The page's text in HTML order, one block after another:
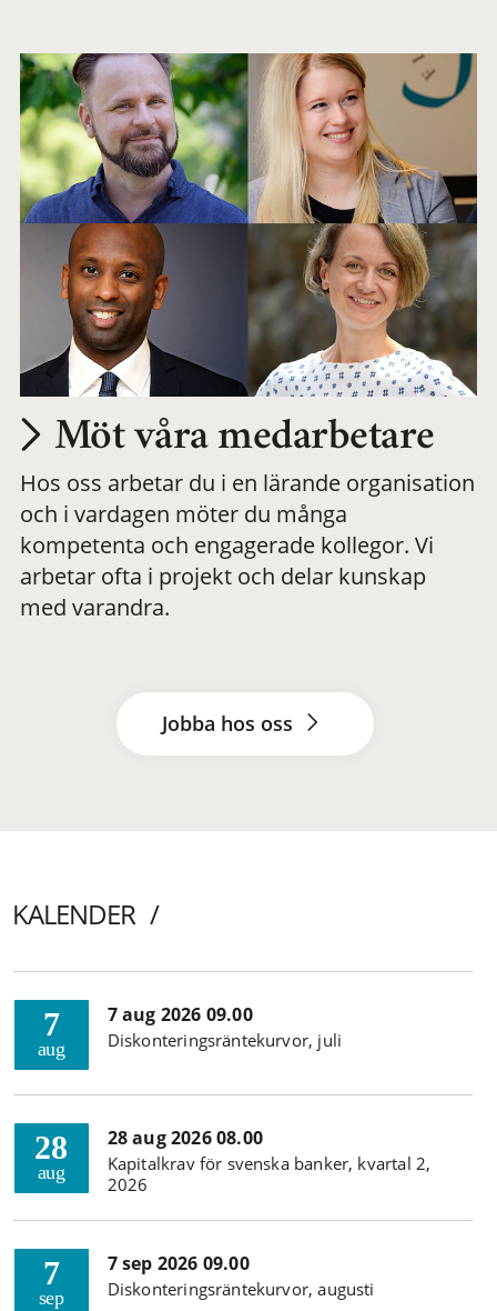
Möt våra medarbetare
Hos oss arbetar du i en lärande organisation
och i vardagen möter du många
kompetenta och engagerade kollegor. Vi
arbetar ofta i projekt och delar kunskap
med varandra.
Jobba hos oss
KALENDER
7
aug
7 aug 2026 09.00
Diskonteringsräntekurvor, juli
28
aug
28 aug 2026 08.00
Kapitalkrav för svenska banker, kvartal 2,
2026
7
sep
7 sep 2026 09.00
Diskonteringsräntekurvor, augusti